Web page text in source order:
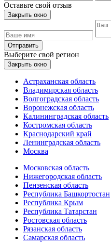
Оставьте свой отзыв
Закрыть окно
Отправить
Выберите свой регион
Закрыть окно
Астраханская область
Владимирская область
Волгоградская область
Воронежская область
Калининградская область
Костромская область
Краснодарский край
Ленинградская область
Москва
Московская область
Нижегородская область
Пензенская область
Республика Башкортостан
Республика Крым
Республика Татарстан
Ростовская область
Рязанская область
Самарская область